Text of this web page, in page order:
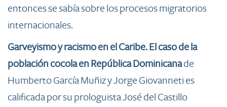
entonces se sabía sobre los procesos migratorios
internacionales.
Garveyismo y racismo en el Caribe. El caso de la
población cocola en República Dominicanade
Humberto García Muñiz y Jorge Giovanneti es
calificada por su prologuista José del Castillo